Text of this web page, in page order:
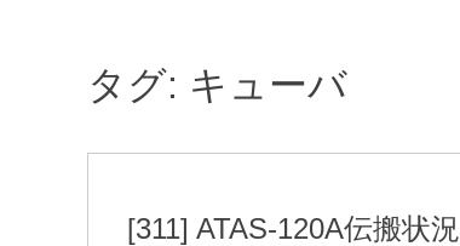
タグ: キューバ
[311] ATAS-120A伝搬状況